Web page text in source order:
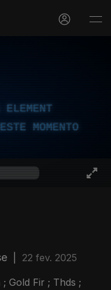
MOMENTO
22 fev. 2025
Gold Fir ; Thds ;